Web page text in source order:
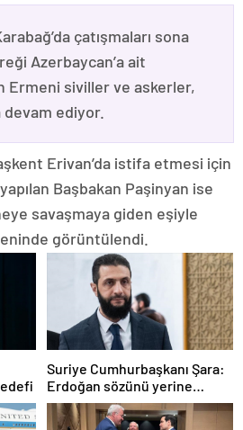
çatışmaları sona
Azerbaycan’a ait
Ermeni siviller ve askerler,
ediyor.
Erivan’da istifa etmesi için
Başbakan Paşinyan ise
savaşmaya giden eşiyle
görüntülendi.
Suriye Cumhurbaşkanı Şara:
Erdoğan sözünü yerine
getirdi. Trump’a da çok
teşekkür ederim